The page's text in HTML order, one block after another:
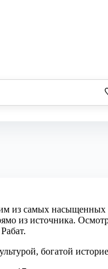
из самых
из источника.
богатой